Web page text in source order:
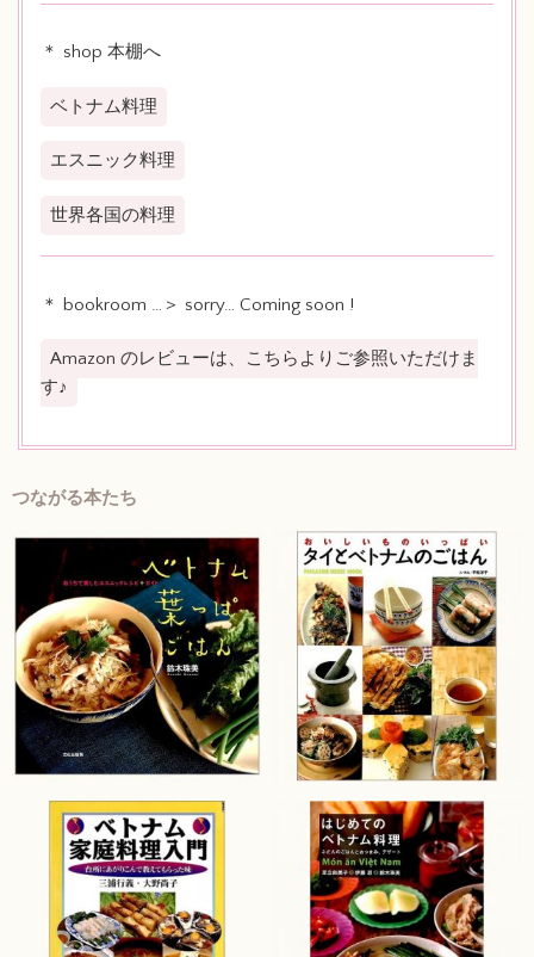
＊ shop 本棚へ
ベトナム料理
エスニック料理
世界各国の料理
＊ bookroom …＞ sorry… Coming soon !
Amazon のレビューは、こちらよりご参照いただけま
す♪
つながる本たち